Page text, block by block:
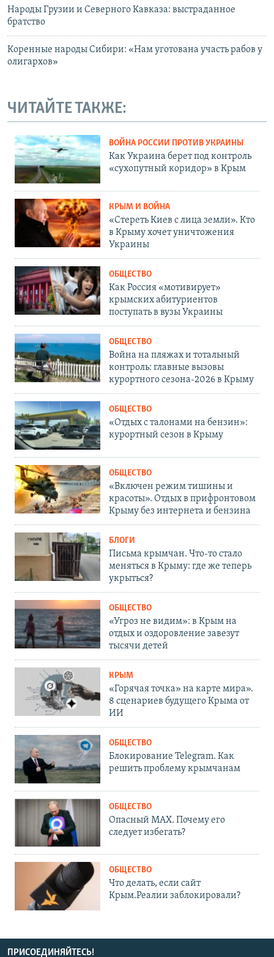
Народы Грузии и Северного Кавказа: выстраданное
братство
Коренные народы Сибири: «Нам уготована участь рабов у
олигархов»
ЧИТАЙТЕ ТАКЖЕ:
ВОЙНА РОССИИ ПРОТИВ УКРАИНЫ
Как Украина берет под контроль
«сухопутный коридор» в Крым
КРЫМ И ВОЙНА
«Стереть Киев с лица земли». Кто
в Крыму хочет уничтожения
Украины
ОБЩЕСТВО
Как Россия «мотивирует»
крымских абитуриентов
поступать в вузы Украины
ОБЩЕСТВО
Война на пляжах и тотальный
контроль: главные вызовы
курортного сезона-2026 в Крыму
ОБЩЕСТВО
«Отдых с талонами на бензин»:
курортный сезон в Крыму
ОБЩЕСТВО
«Включен режим тишины и
красоты». Отдых в прифронтовом
Крыму без интернета и бензина
БЛОГИ
Письма крымчан. Что-то стало
меняться в Крыму: где же теперь
укрыться?
ОБЩЕСТВО
«Угроз не видим»: в Крым на
отдых и оздоровление завезут
тысячи детей
КРЫМ
«Горячая точка» на карте мира».
8 сценариев будущего Крыма от
ИИ
ОБЩЕСТВО
Блокирование Telegram. Как
решить проблему крымчанам
ОБЩЕСТВО
Опасный MAX. Почему его
следует избегать?
ОБЩЕСТВО
Что делать, если сайт
Крым.Реалии заблокировали?
ПРИСОЕДИНЯЙТЕСЬ!